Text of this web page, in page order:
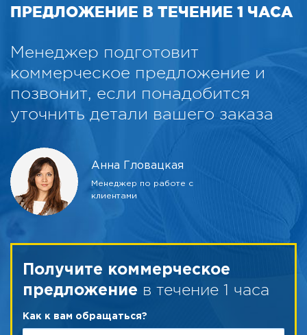
ПРЕДЛОЖЕНИЕ В ТЕЧЕНИЕ 1 ЧАСА
Менеджер подготовит
коммерческое предложение и
позвонит, если понадобится
уточнить детали вашего заказа
Анна Гловацкая
Менеджер по работе с
клиентами
Получите коммерческое
предложение в течение 1 часа
Как к вам обращаться?